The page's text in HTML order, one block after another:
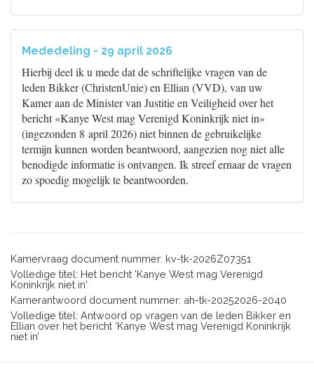
Mededeling - 29 april 2026
Hierbij deel ik u mede dat de schriftelijke vragen van de
leden Bikker (ChristenUnie) en Ellian (VVD), van uw
Kamer aan de Minister van Justitie en Veiligheid over het
bericht «Kanye West mag Verenigd Koninkrijk niet in»
(ingezonden 8 april 2026) niet binnen de gebruikelijke
termijn kunnen worden beantwoord, aangezien nog niet alle
benodigde informatie is ontvangen. Ik streef ernaar de vragen
zo spoedig mogelijk te beantwoorden.
Kamervraag document nummer: kv-tk-2026Z07351
Volledige titel: Het bericht 'Kanye West mag Verenigd
Koninkrijk niet in'
Kamerantwoord document nummer: ah-tk-20252026-2040
Volledige titel: Antwoord op vragen van de leden Bikker en
Ellian over het bericht ‘Kanye West mag Verenigd Koninkrijk
niet in’